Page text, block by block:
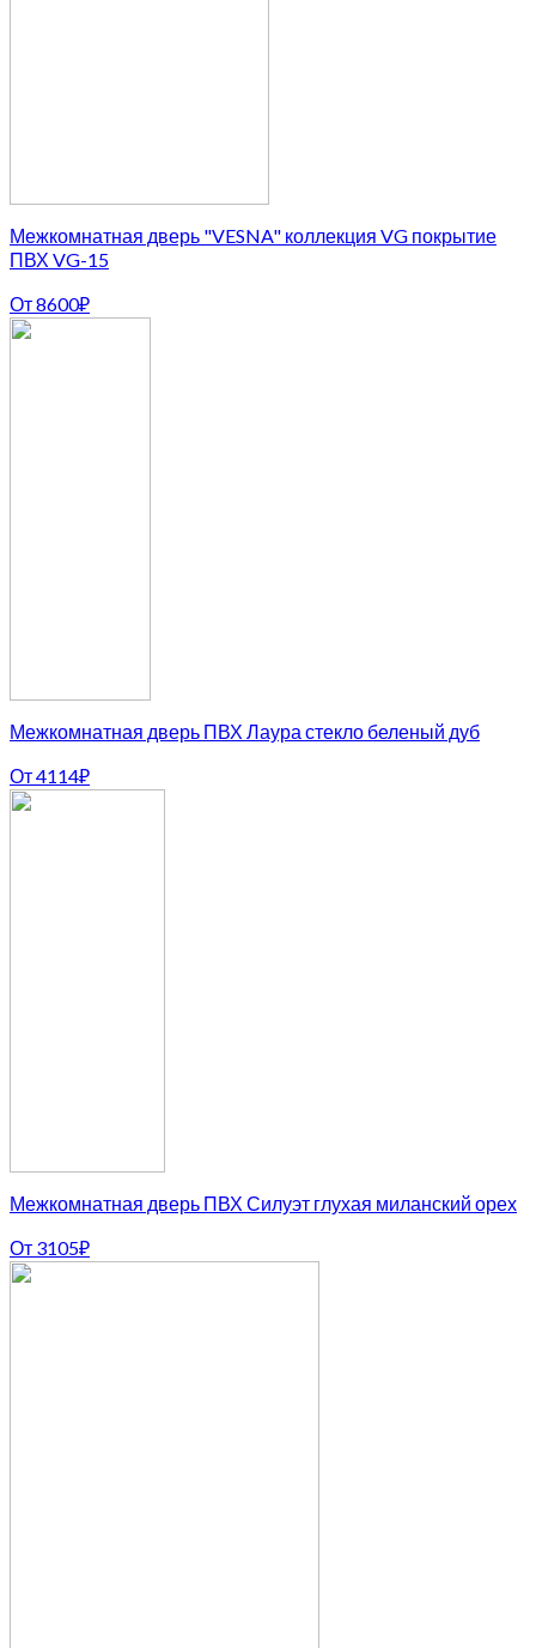
Межкомнатная дверь "VESNA" коллекция VG покрытие
ПВХ VG-15
От8600₽
Межкомнатная дверь ПВХ Лаура стекло беленый дуб
От4114₽
Межкомнатная дверь ПВХ Силуэт глухая миланский орех
От 3105₽